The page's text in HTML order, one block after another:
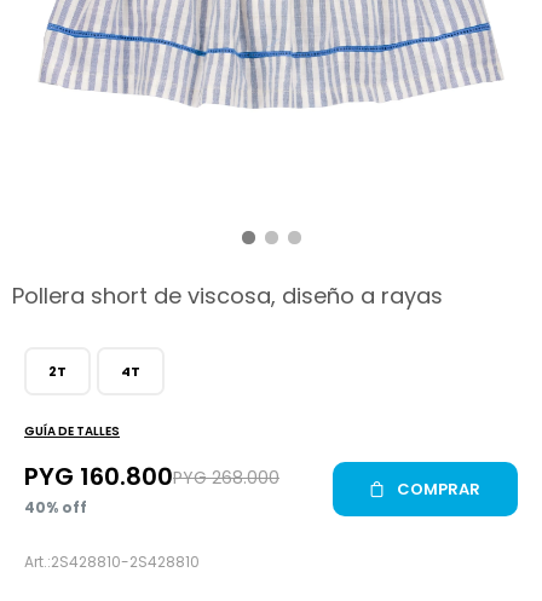
Pollera short de viscosa, diseño a rayas
2S428810-2S428810
2T 4T
GUÍA DE TALLES
PYG 160.800PYG 268.000
40
COMPRAR
hop